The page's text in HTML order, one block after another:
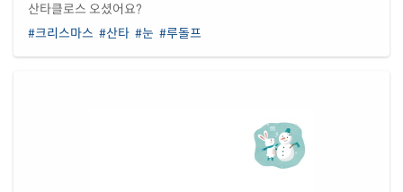
산타클로스 오셨어요?
#크리스마스 #산타 #눈 #루돌프